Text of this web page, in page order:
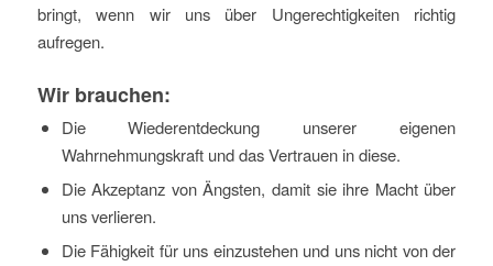
bringt, wenn wir uns über Ungerechtigkeiten richtig
aufregen.
Wir brauchen:
Die Wiederentdeckung unserer eigenen
Wahrnehmungskraft und das Vertrauen in diese.
Die Akzeptanz von Ängsten, damit sie ihre Macht über
uns verlieren.
Die Fähigkeit für uns einzustehen und uns nicht von der